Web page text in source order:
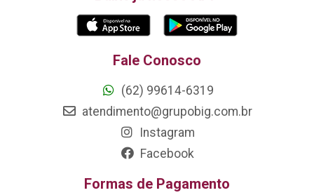
Fale Conosco
(62) 99614-6319
atendimento@grupobig.com.br
Instagram
Facebook
Formas de Pagamento